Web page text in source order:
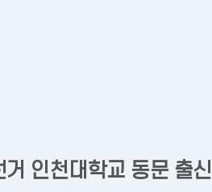
인천대학교 동문 출신